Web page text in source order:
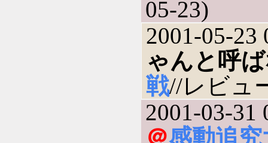
05-23)
2001-05-23
ゃんと呼
戦//レビュ
2001-03-31
＠感動追